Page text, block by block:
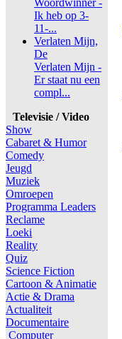
Woordwinner -
Ik heb op 3-
11-...
Verlaten Mijn,
De
Verlaten Mijn -
Er staat nu een
compl...
Televisie / Video
Show
Cabaret & Humor
Comedy
Jeugd
Muziek
Omroepen
Programma Leaders
Reclame
Loeki
Reality
Quiz
Science Fiction
Cartoon & Animatie
Actie & Drama
Actualiteit
Documentaire
Computer